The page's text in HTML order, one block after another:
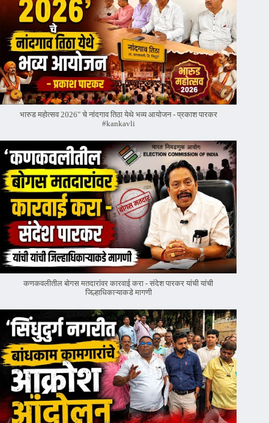
भारुड महोत्सव 2026" चे नांदगाव तिठा येथे भव्य आयोजन - प्रकाश पारकर
#kankavli
कणकवलीतील बोगस मतदारांवर‌ कारवाई करा - संदेश पारकर यांची यांची
जिल्हाधिकाऱ्याकडे मागणी